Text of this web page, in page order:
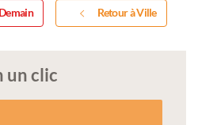
Retour à Ville
un clic